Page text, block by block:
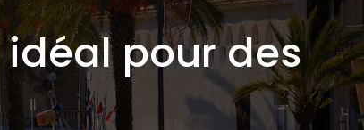
pour des